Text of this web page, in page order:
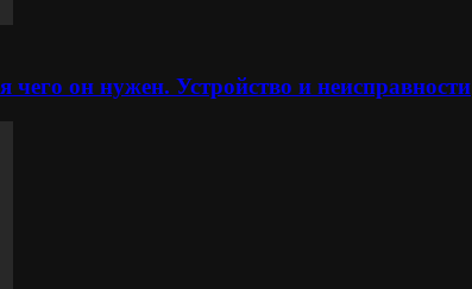
чего он нужен. Устройство и неисправности